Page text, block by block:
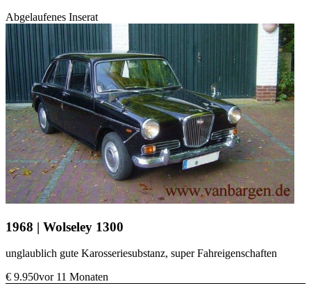
Abgelaufenes Inserat
1968 | Wolseley 1300
unglaublich gute Karosseriesubstanz, super Fahreigenschaften
€ 9.950vor 11 Monaten